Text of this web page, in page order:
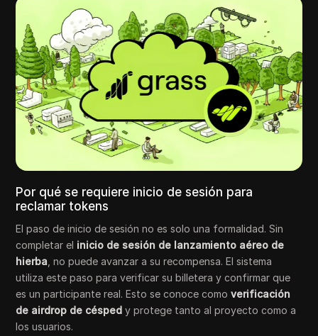
Por qué se requiere inicio de sesión para
reclamar tokens
El paso de inicio de sesión no es solo una formalidad. Sin
completar el inicio de sesión de lanzamiento aéreo de
hierba, no puede avanzar a su recompensa. El sistema
utiliza este paso para verificar su billetera y confirmar que
es un participante real. Esto se conoce comoverificación
de airdrop de césped y protege tanto al proyecto como a
los usuarios.